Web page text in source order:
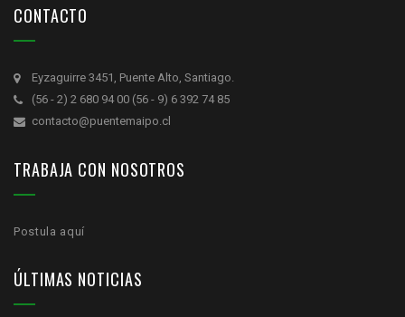
CONTACTO
Eyzaguirre 3451, Puente Alto, Santiago.
(56 - 2) 2 680 94 00 (56 - 9) 6 392 74 85
contacto@puentemaipo.cl
TRABAJA CON NOSOTROS
Postula aquí
ÚLTIMAS NOTICIAS